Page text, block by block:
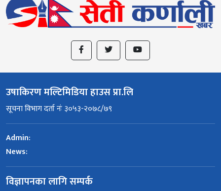
उषाकिरण मल्टिमिडिया हाउस प्रा.लि
सूचना विभाग दर्ता नंः ३०५३-२०७८/७९
Admin:
News:
विज्ञापनका लागि सम्पर्क